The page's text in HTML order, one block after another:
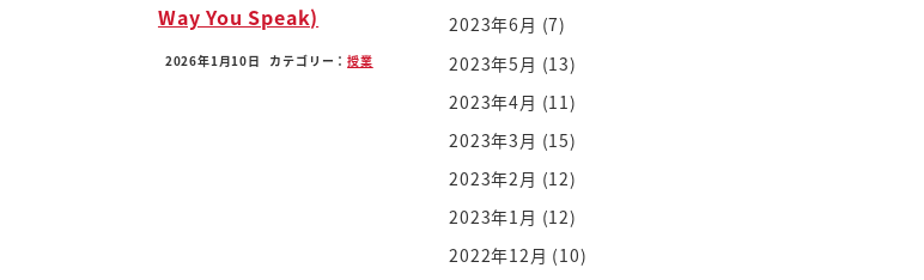
Way You Speak)
2026年1月10日 カテゴリー：授業
2023年6月 (7)
2023年5月 (13)
2023年4月 (11)
2023年3月 (15)
2023年2月 (12)
2023年1月 (12)
2022年12月 (10)